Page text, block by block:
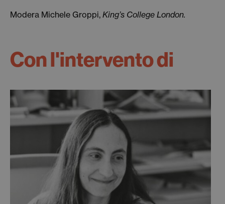
Modera Michele Groppi, King’s College London.
Con l'intervento di